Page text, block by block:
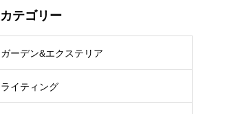
カテゴリー
ガーデン&エクステリア
ライティング